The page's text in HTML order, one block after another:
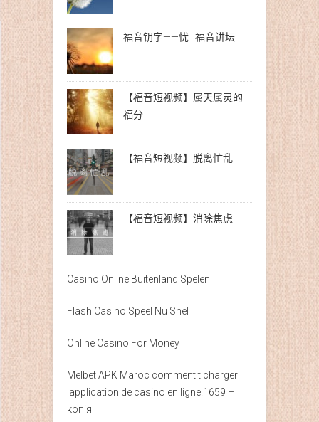
福音钥字——忧 | 福音讲坛
【福音短视频】属天属灵的
福分
【福音短视频】脱离忙乱
【福音短视频】消除焦虑
Casino Online Buitenland Spelen
Flash Casino Speel Nu Snel
Online Casino For Money
Melbet APK Maroc comment tlcharger
lapplication de casino en ligne.1659 –
копія